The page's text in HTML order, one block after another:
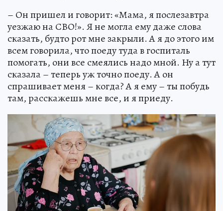
– Он пришел и говорит: «Мама, я послезавтра
уезжаю на СВО!». Я не могла ему даже слова
сказать, будто рот мне закрыли. А я до этого им
всем говорила, что поеду туда в госпиталь
помогать, они все смеялись надо мной. Ну а тут
сказала – теперь уж точно поеду. А он
спрашивает меня – когда? А я ему – ты побудь
там, расскажешь мне все, и я приеду.